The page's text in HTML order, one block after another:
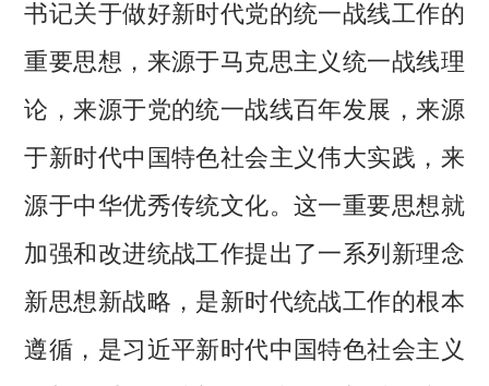
书记关于做好新时代党的统一战线工作的
重要思想，来源于马克思主义统一战线理
论，来源于党的统一战线百年发展，来源
于新时代中国特色社会主义伟大实践，来
源于中华优秀传统文化。这一重要思想就
加强和改进统战工作提出了一系列新理念
新思想新战略，是新时代统战工作的根本
遵循，是习近平新时代中国特色社会主义